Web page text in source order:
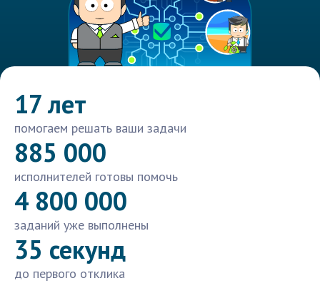
17 лет
помогаем решать ваши задачи
885 000
исполнителей готовы помочь
4 800 000
заданий уже выполнены
35 секунд
до первого отклика